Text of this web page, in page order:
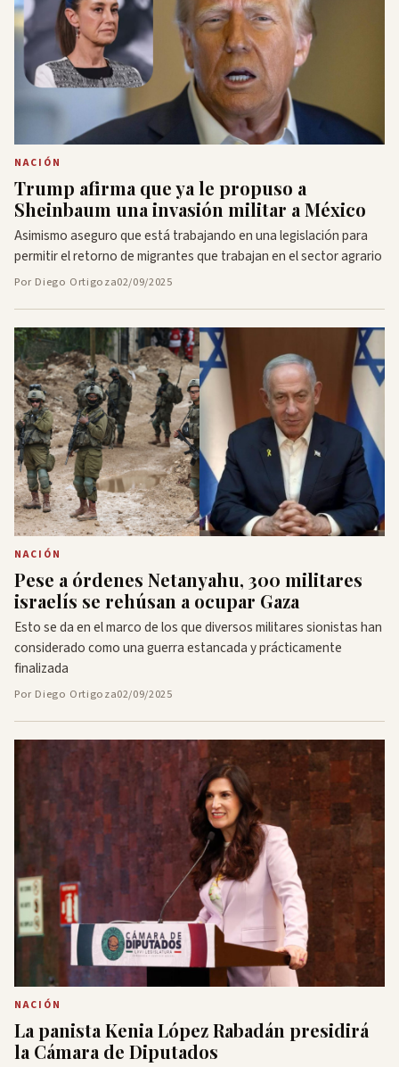
NACIÓN
Trump afirma que ya le propuso a
Sheinbaum una invasión militar a México
Asimismo aseguro que está trabajando en una legislación para
permitir el retorno de migrantes que trabajan en el sector agrario
Por Diego Ortigoza02/09/2025
NACIÓN
Pese a órdenes Netanyahu, 300 militares
israelís se rehúsan a ocupar Gaza
Esto se da en el marco de los que diversos militares sionistas han
considerado como una guerra estancada y prácticamente
finalizada
Por Diego Ortigoza02/09/2025
NACIÓN
La panista Kenia López Rabadán presidirá
la Cámara de Diputados